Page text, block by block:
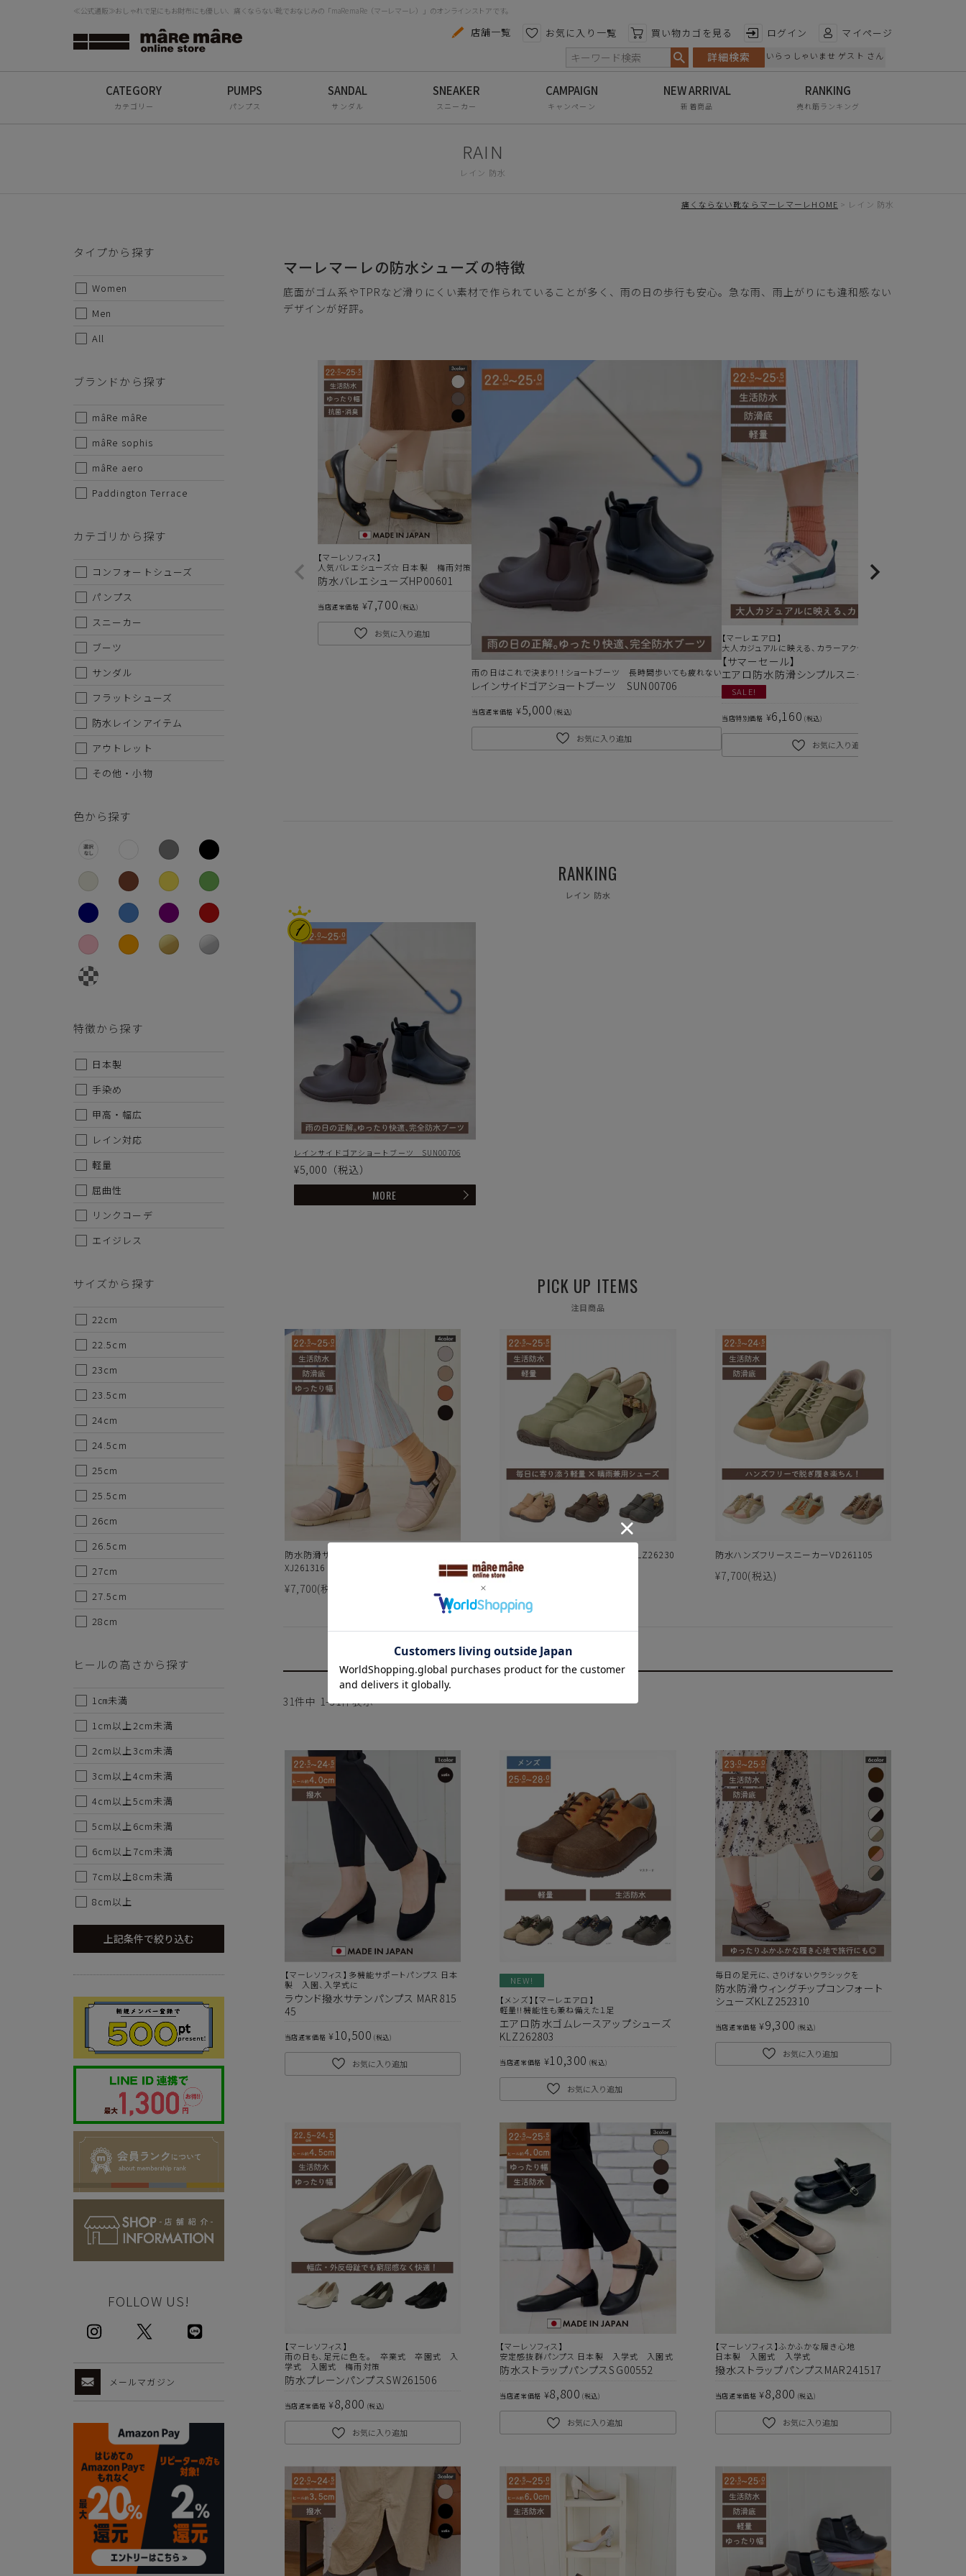
≪公式通販≫おしゃれで足にもお財布にも優しい、痛くならない靴でおなじみの「maRe maRe（マーレマーレ）」のオンラインストアです。
店舗一覧 お気に入り一覧 買い物カゴを見る ログイン マイページ
詳細検索 いらっしゃいませ ゲスト さん
カテゴリー パンプス サンダル スニーカー キャンペーン 新着商品 売れ筋ランキング
レイン 防水
痛くならない靴ならマーレマーレHOME レイン 防水
マーレマーレの防水シューズの特徴
底面がゴム系やTPRなど滑りにくい素材で作られていることが多く、雨の日の歩行も安心。急な雨、雨上がりにも違和感ない
デザインが好評。
【マーレソフィス】
人気バレエシューズ☆ 日本製 梅雨対策
防水バレエシューズHP00601
当店通常価格 ¥7,700 税込
お気に入り追加
雨の日はこれで決まり！！ショートブーツ 長時間歩いても疲れない
レインサイドゴアショートブーツ SUN00706
当店通常価格 ¥5,000 税込
お気に入り追加
【マーレエアロ】
大人カジュアルに映える、カラーアクセント。
【サマーセール】
エアロ防水防滑シンプルスニーカーKLZ261106
SALE!
当店特別価格 ¥6,160 税込
お気に入り追加
RANKING
レイン 防水
レインサイドゴアショートブーツ SUN00706
¥5,000 （税込）
MORE
PICK UP ITEMS
注目商品
防水防滑サイドゴアコンフォートシューズ
XJ261316
¥7,700(税込)
エアロ防水サイドゴアスリッポンKLZ26230
6
防水ハンズフリースニーカーVD261105
¥7,700(税込)
31件中 1-31件表示
【マーレソフィス】多機能サポートパンプス 日本
製 入園、入学式に
ラウンド撥水サテンパンプス MAR815
45
当店通常価格 ¥10,500 税込
お気に入り追加
NEW!
【メンズ】【マーレエアロ】
軽量!!機能性も兼ね備えた１足
エアロ防水ゴムレースアップシューズ
KLZ262803
当店通常価格 ¥10,300 税込
お気に入り追加
毎日の足元に、さりげないクラシックを
防水防滑ウィングチップコンフォート
シューズKLZ252310
当店通常価格 ¥9,300 税込
お気に入り追加
【マーレソフィス】
雨の日も、足元に色を。 卒業式 卒園式 入
学式 入園式 梅雨対策
防水プレーンパンプスSW261506
当店通常価格 ¥8,800 税込
お気に入り追加
【マーレソフィス】
安定感抜群パンプス 日本製 入学式 入園式
防水ストラップパンプスSG00552
当店通常価格 ¥8,800 税込
お気に入り追加
【マーレソフィス】ふかふかな履き心地
日本製 入園式 入学式
撥水ストラップパンプスMAR241517
当店通常価格 ¥8,800 税込
お気に入り追加
タイプから探す
Women
Men
All
ブランドから探す
mâRe mâRe
mâRe sophis
mâRe aero
Paddington Terrace
カテゴリから探す
コンフォートシューズ
パンプス
スニーカー
ブーツ
サンダル
フラットシューズ
防水レインアイテム
アウトレット
その他・小物
色から探す
特徴から探す
日本製
手染め
甲高・幅広
レイン対応
軽量
屈曲性
リンクコーデ
エイジレス
サイズから探す
22cm
22.5cm
23cm
23.5cm
24cm
24.5cm
25cm
25.5cm
26cm
26.5cm
27cm
27.5cm
28cm
ヒールの高さから探す
1㎝未満
1cm以上2cm未満
2cm以上3cm未満
3cm以上4cm未満
4cm以上5cm未満
5cm以上6cm未満
6cm以上7cm未満
7cm以上8cm未満
8cm以上
上記条件で絞り込む
FOLLOW US!
メールマガジン
タイプから探す
Women
All
コンフォートシューズ
パンプス
スニーカー
アウトレット
その他・小物
色から探す 特徴から探す
日本製
手染め
甲高・幅広
屈曲性
24.5cm
27.5cm
ヒールの高さから探す
1㎝未満
1cm以上2cm未満
2cm以上3cm未満
3cm以上4cm未満
4cm以上5cm未満
5cm以上6cm未満
6cm以上7cm未満
8cm以上